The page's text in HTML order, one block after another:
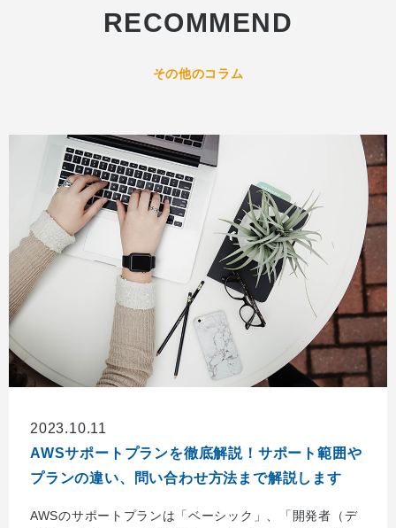
RECOMMEND
その他のコラム
2023.10.11
AWSサポートプランを徹底解説！サポート範囲や
プランの違い、問い合わせ方法まで解説します
AWSのサポートプランは「ベーシック」、「開発者（デ